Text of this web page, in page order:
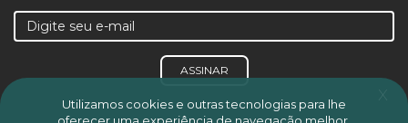
ASSINAR
x
Utilizamos cookies e outras tecnologias para lhe